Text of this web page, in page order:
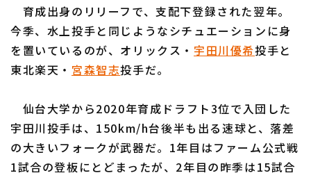
運営会社（別ウィンドウで開く） よくある質問
特定商取引法の表示 アルバイト募集 （別ウィンドウで開く
育成出身のリリーフで、支配下登録された翌年。
今季、水上投手と同じようなシチュエーションに身
を置いているのが、オリックス・ 宇田川優希投手と
東北楽天・ 宮森智志投手だ。
仙台大学から2020年育成ドラフト3位で入団した
宇田川投手は、150km/h台後半も出る速球と、落差
の大きいフォークが武器だ。1年目はファーム公式戦
1試合の登板にとどまったが、2年目の昨季は15試合